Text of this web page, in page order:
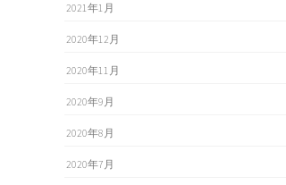
2021年1月
2020年12月
2020年11月
2020年9月
2020年8月
2020年7月